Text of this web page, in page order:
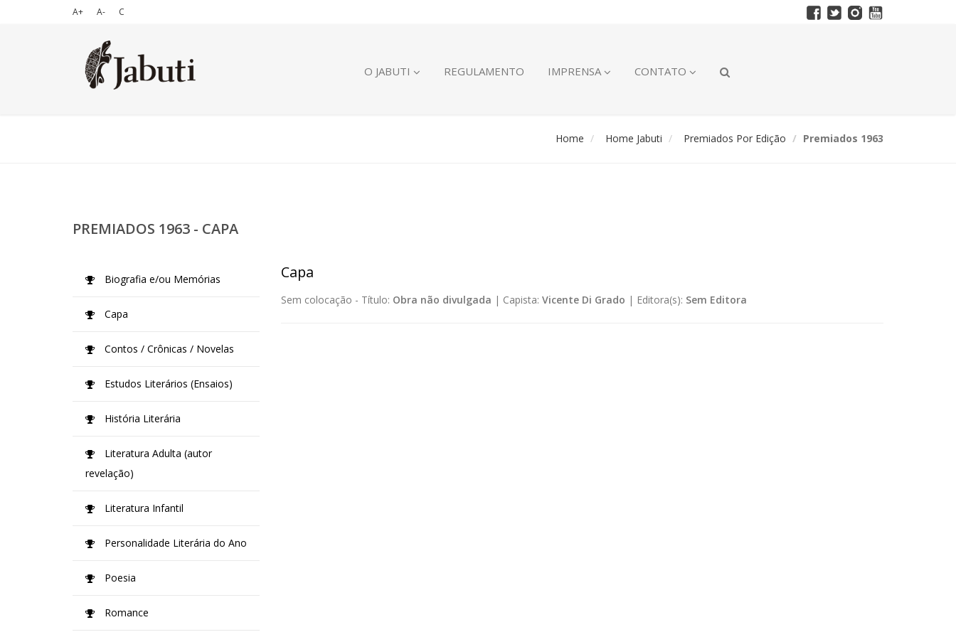
A+ A- C
O JABUTI REGULAMENTO IMPRENSA CONTATO
Home Home Jabuti Premiados Por Edição Premiados 1963
PREMIADOS 1963 - CAPA
Capa
Sem colocação - Título: Obra não divulgada | Capista: Vicente Di Grado | Editora(s): Sem Editora
Biografia e/ou Memórias
Capa
Contos / Crônicas / Novelas
Estudos Literários (Ensaios)
História Literária
Literatura Adulta (autor
revelação)
Literatura Infantil
Personalidade Literária do Ano
Poesia
Romance